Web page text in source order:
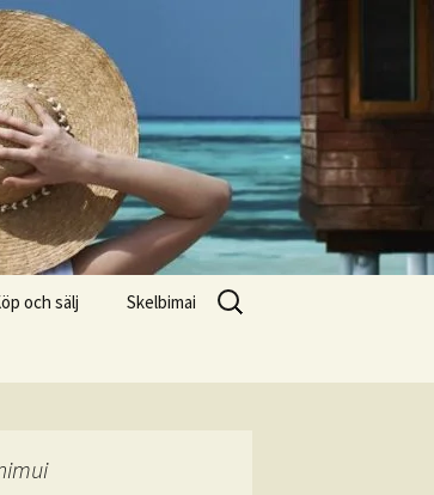
och sälj Skelbimai
Search
for: